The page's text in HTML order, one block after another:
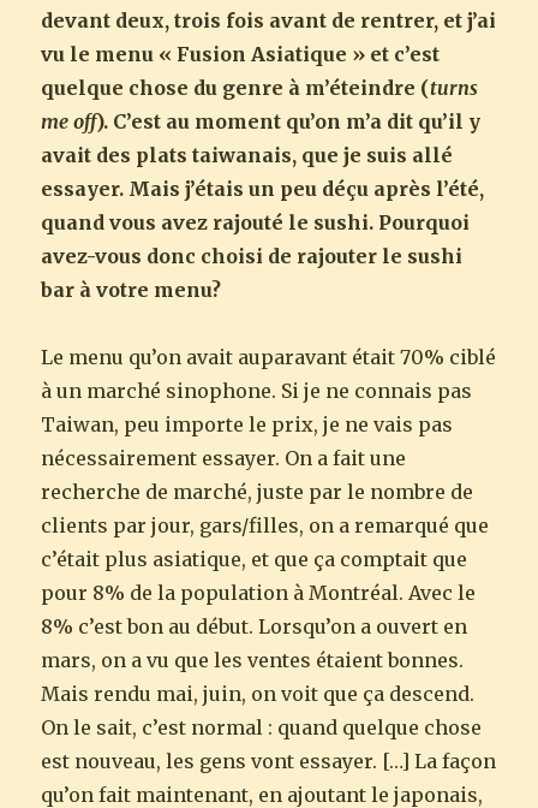
devant deux, trois fois avant de rentrer, et j’ai
vu le menu « Fusion Asiatique » et c’est
quelque chose du genre à m’éteindre (turns
me off). C’est au moment qu’on m’a dit qu’il y
avait des plats taiwanais, que je suis allé
essayer. Mais j’étais un peu déçu après l’été,
quand vous avez rajouté le sushi. Pourquoi
avez-vous donc choisi de rajouter le sushi
bar à votre menu?
Le menu qu’on avait auparavant était 70% ciblé
à un marché sinophone. Si je ne connais pas
Taiwan, peu importe le prix, je ne vais pas
nécessairement essayer. On a fait une
recherche de marché, juste par le nombre de
clients par jour, gars/filles, on a remarqué que
c’était plus asiatique, et que ça comptait que
pour 8% de la population à Montréal. Avec le
8% c’est bon au début. Lorsqu’on a ouvert en
mars, on a vu que les ventes étaient bonnes.
Mais rendu mai, juin, on voit que ça descend.
On le sait, c’est normal : quand quelque chose
est nouveau, les gens vont essayer. […] La façon
qu’on fait maintenant, en ajoutant le japonais,